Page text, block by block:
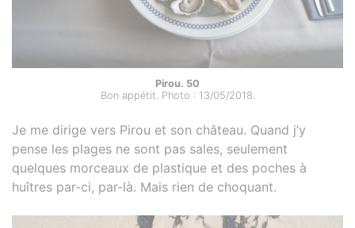
Pirou. 50
Bon appétit. Photo : 13/05/2018.
Je me dirige vers Pirou et son château. Quand j’y
pense les plages ne sont pas sales, seulement
quelques morceaux de plastique et des poches à
huîtres par-ci, par-là. Mais rien de choquant.